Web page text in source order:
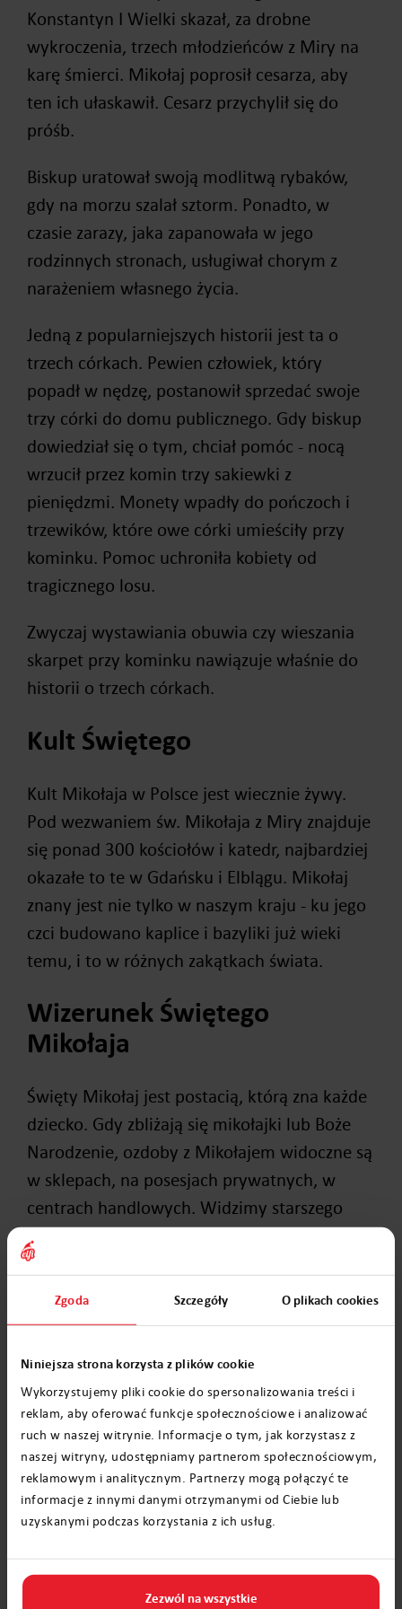
Zgoda Szczegóły O plikach cookies
Niniejsza strona korzysta z plików cookie
Wykorzystujemy pliki cookie do spersonalizowania treści i
reklam, aby oferować funkcje społecznościowe i analizować
ruch w naszej witrynie. Informacje o tym, jak korzystasz z
naszej witryny, udostępniamy partnerom społecznościowym,
reklamowym i analitycznym. Partnerzy mogą połączyć te
informacje z innymi danymi otrzymanymi od Ciebie lub
uzyskanymi podczas korzystania z ich usług.
Zezwól na wszystkie
Konstantyn I Wielki skazał, za drobne
wykroczenia, trzech młodzieńców z Miry na
karę śmierci. Mikołaj poprosił cesarza, aby
ten ich ułaskawił. Cesarz przychylił się do
próśb.
Biskup uratował swoją modlitwą rybaków,
gdy na morzu szalał sztorm. Ponadto, w
czasie zarazy, jaka zapanowała w jego
rodzinnych stronach, usługiwał chorym z
narażeniem własnego życia.
Jedną z popularniejszych historii jest ta o
trzech córkach. Pewien człowiek, który
popadł w nędzę, postanowił sprzedać swoje
trzy córki do domu publicznego. Gdy biskup
dowiedział się o tym, chciał pomóc - nocą
wrzucił przez komin trzy sakiewki z
pieniędzmi. Monety wpadły do pończoch i
trzewików, które owe córki umieściły przy
kominku. Pomoc uchroniła kobiety od
tragicznego losu.
Zwyczaj wystawiania obuwia czy wieszania
skarpet przy kominku nawiązuje właśnie do
historii o trzech córkach.
Kult Świętego
Kult Mikołaja w Polsce jest wiecznie żywy.
Pod wezwaniem św. Mikołaja z Miry znajduje
się ponad 300 kościołów i katedr, najbardziej
okazałe to te w Gdańsku i Elblągu. Mikołaj
znany jest nie tylko w naszym kraju - ku jego
czci budowano kaplice i bazyliki już wieki
temu, i to w różnych zakątkach świata.
Wizerunek Świętego
Mikołaja
Święty Mikołaj jest postacią, którą zna każde
dziecko. Gdy zbliżają się mikołajki lub Boże
Narodzenie, ozdoby z Mikołajem widoczne są
w sklepach, na posesjach prywatnych, w
centrach handlowych. Widzimy starszego
dziadka z długą, śnieżnobiałą brodą,
ubranego w czerwony płaszcz i czapkę z
białym pomponem. Taki wizerunek Mikołaj
znany jest od 1930 roku.
Taki wizerunek wykreowany został przez
znany koncern w 1930 roku. W ikonografii
święty Mikołaj przedstawiany jest zupełnie
inaczej. Święty ubrany jest w strój biskupa
rytu łacińskiego lub greckiego, zazwyczaj
jedną ręką wykonuje gest błogosławieństwa,
a w drugiej trzyma księgę. Atrybutami
sakiewki, troje dzieci, kotwica lub okręt.